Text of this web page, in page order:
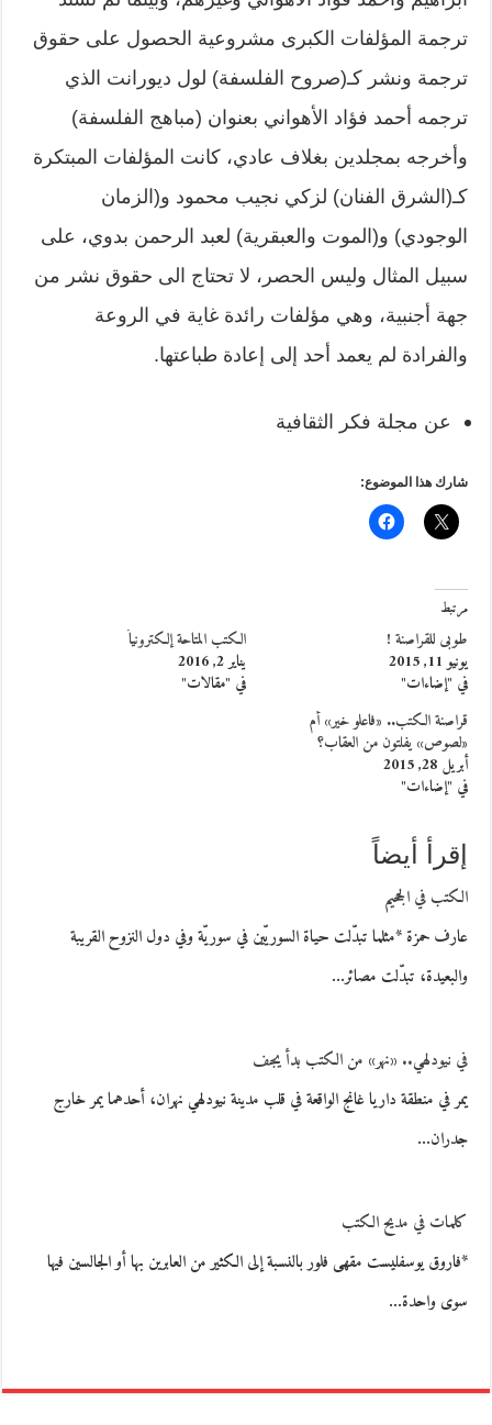
ترجمة المؤلفات الكبرى مشروعية الحصول على حقوق
ترجمة ونشر كـ(صروح الفلسفة) لول ديورانت الذي
ترجمه أحمد فؤاد الأهواني بعنوان (مباهج الفلسفة)
وأخرجه بمجلدين بغلاف عادي، كانت المؤلفات المبتكرة
كـ(الشرق الفنان) لزكي نجيب محمود و(الزمان
الوجودي) و(الموت والعبقرية) لعبد الرحمن بدوي، على
سبيل المثال وليس الحصر، لا تحتاج الى حقوق نشر من
جهة أجنبية، وهي مؤلفات رائدة غاية في الروعة
والفرادة لم يعمد أحد إلى إعادة طباعتها.
عن مجلة فكر الثقافية
شارك هذا الموضوع:
مرتبط
طوبى للقراصنة !
يونيو 11, 2015
في "إضاءات"
الكتب المتاحة إلكترونياً
يناير 2, 2016
في "مقالات"
قراصنة الكتب.. «فاعلو خير» أم
«لصوص» يفلتون من العقاب؟
أبريل 28, 2015
في "إضاءات"
إقرأ أيضاً
الكتب في الجحيم
عارف حمزة *مثلما تبدّلت حياة السوريّين في سوريّة وفي دول النزوح القريبة
والبعيدة، تبدّلت مصائر…
في نيودلهي.. «نهر» من الكتب بدأ يجف
يمر في منطقة داريا غانج الواقعة في قلب مدينة نيودلهي نهران، أحدهما يمر خارج
جدران…
كلمات في مديح الكتب
*فاروق يوسفليست مقهى فلور بالنسبة إلى الكثير من العابرين بها أو الجالسين فيها
سوى واحدة…